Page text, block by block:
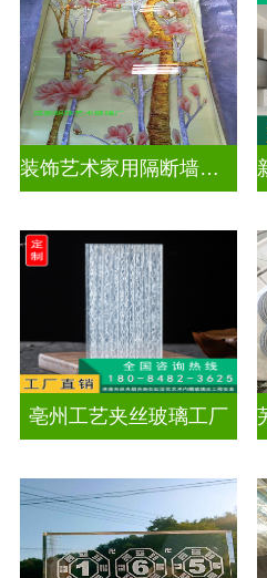
装饰艺术家用隔断墙深雕玻璃
亳州工艺夹丝玻璃工厂